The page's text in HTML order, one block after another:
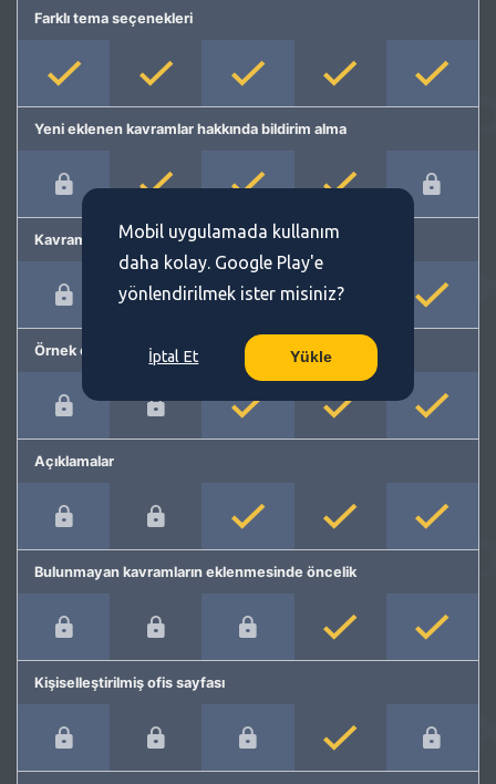
Farklı tema seçenekleri
Yeni eklenen kavramlar hakkında bildirim alma
Kavram önerme
Örnek cümleler
Açıklamalar
Bulunmayan kavramların eklenmesinde öncelik
Kişiselleştirilmiş ofis sayfası
Mobil uygulamada kullanım
daha kolay. Google Play'e
yönlendirilmek ister misiniz?
İptal Et Yükle